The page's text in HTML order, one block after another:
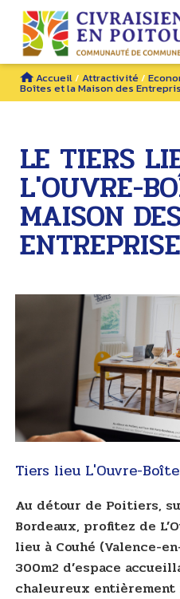
Accueil/ Attractivité/
Boîtes et la Maison des
LE TIERS
L'OUVRE-
MAISON
Tiers lieu L'Ouvre-
Au détour de Poitiers,
Bordeaux, profitez de
lieu à Couhé (Valence-
300m2 d’espace
chaleureux entièrement